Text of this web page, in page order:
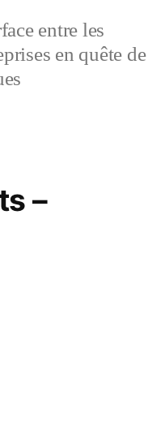
entre les
en quête de
–